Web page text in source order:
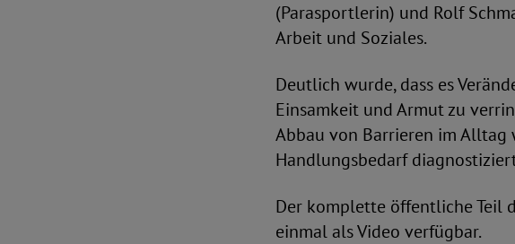
(Parasportlerin) und Rolf
Arbeit und Soziales.
Deutlich wurde, dass es
Einsamkeit und Armut zu
Abbau von Barrieren im Alltag
Handlungsbedarf
Der komplette öffentliche Teil
einmal als Video verfügbar.